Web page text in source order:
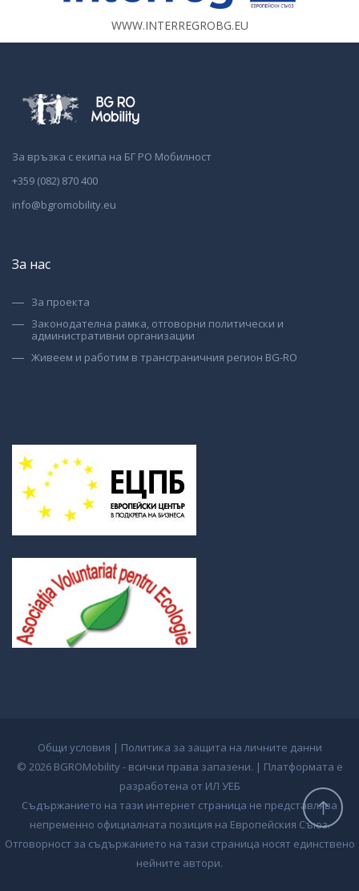
WWW.INTERREGROBG.EU
За връзка с екипа на БГ РО Мобилност
+359 (082) 870 400
info@bgromobility.eu
За нас
За проекта
Законодателна рамка, отговорни политически и
административни организации
Живеем и работим в трансграничния регион BG-RO
Общи условия | Политика за защита на личните данни
© 2026 BGROMobility - всички права запазени. | Платформата е
разработена от ИЛ УЕБ
Съдържанието на тази интернет страница не представлява
непременно официалната позиция на Европейския Съюз.
Отговорност за съдържанието на тази страница носят единствено
нейните автори.